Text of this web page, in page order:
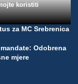
koristiti
za MC Srebrenica
Odobrena
mjere